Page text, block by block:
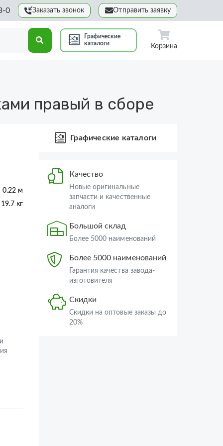
0 Заказать звонок Отправить заявку
Графические
каталоги
Корзина
правый в сборе
0.22 м
19.7 кг
Графические каталоги
Качество
Новые оригинальные
запчасти и качественные
аналоги
Большой склад
Более 5000 наименований
Более 5000 наименований
Гарантия качества завода-
изготовителя
Скидки
Скидки на оптовые заказы до
20%